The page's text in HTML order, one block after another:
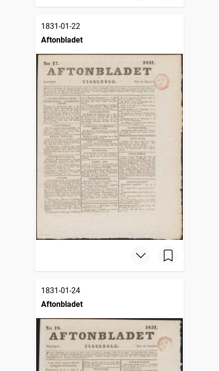
1831-01-22
Aftonbladet
1831-01-24
Aftonbladet